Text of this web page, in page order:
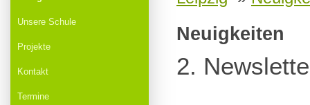
Unsere Schule
Projekte
Kontakt
Termine
Neuigkeiten
2.